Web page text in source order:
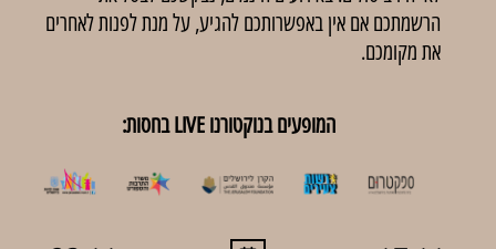
הרשמתכם אם אין באפשרותכם להגיע, על מנת לפנות לאחרים
את מקומכם.
המופעים בנוקטורנו LIVE בחסות: